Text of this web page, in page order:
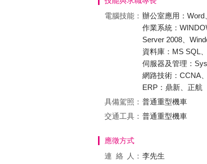
電腦技能： 辦公室應用：Word
作業系統：
Server 2008、
資料庫：MS SQL
伺服器及管理：
網路技術：CCNA
ERP：鼎新、正航
具備駕照： 普通重型機車
交通工具： 普通重型機車
應徵方式
連絡
人： 李先生